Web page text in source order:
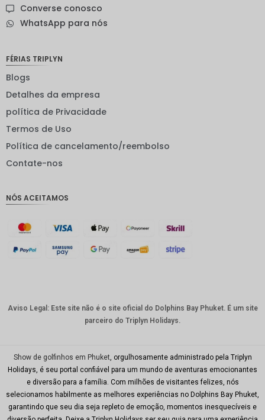
neozelan
ienes
EUR
suíço
australia
CNY
TWD
Minhas
Ries
Converse conosco
WhatsApp para nós
FÉRIAS TRIPLYN
Blogs
Detalhes da empresa
política de Privacidade
Termos de Uso
Política de cancelamento/reembolso
Contate-nos
NÓS ACEITAMOS
Aviso Legal: Este site não é o site oficial do Dolphins Bay Phuket. É um site
parceiro do Triplyn Holidays.
Show de golfinhos em Phuket , orgulhosamente administrado pela Triplyn
Holidays, é seu portal confiável para um mundo de aventuras emocionantes
e diversão para a família. Com milhões de visitantes felizes, nós
selecionamos habilmente as melhores experiências no Dolphins Bay Phuket,
garantindo que seu dia seja repleto de emoção, momentos inesquecíveis e